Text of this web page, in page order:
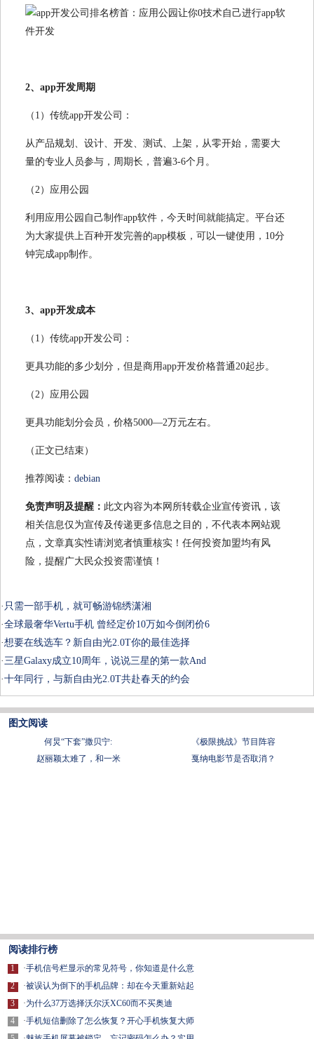
2、app开发周期
（1）传统app开发公司：
从产品规划、设计、开发、测试、上架，从零开始，需要大
量的专业人员参与，周期长，普遍3-6个月。
（2）应用公园
利用应用公园自己制作app软件，今天时间就能搞定。平台还
为大家提供上百种开发完善的app模板，可以一键使用，10分
钟完成app制作。
3、app开发成本
（1）传统app开发公司：
更具功能的多少划分，但是商用app开发价格普通20起步。
（2）应用公园
更具功能划分会员，价格5000—2万元左右。
（正文已结束）
推荐阅读： debian
免责声明及提醒： 此文内容为本网所转载企业宣传资讯，该
相关信息仅为宣传及传递更多信息之目的，不代表本网站观
点，文章真实性请浏览者慎重核实！任何投资加盟均有风
险，提醒广大民众投资需谨慎！
· 只需一部手机，就可畅游锦绣潇湘
·全球最奢华Vertu手机 曾经定价10万如今倒闭价6
·想要在线选车？新自由光2.0T你的最佳选择
·三星Galaxy成立10周年，说说三星的第一款And
·十年同行，与新自由光2.0T共赴春天的约会
图文阅读
何炅“下套”撒贝宁:
《极限挑战》节目阵容
赵丽颖太难了，和一米
戛纳电影节是否取消？
阅读排行榜
1
2
3
4
·手机信号栏显示的常见符号，你知道是什么意
·被误认为倒下的手机品牌：却在今天重新站起
·为什么37万选择沃尔沃XC60而不买奥迪
·手机短信删除了怎么恢复？开心手机恢复大师